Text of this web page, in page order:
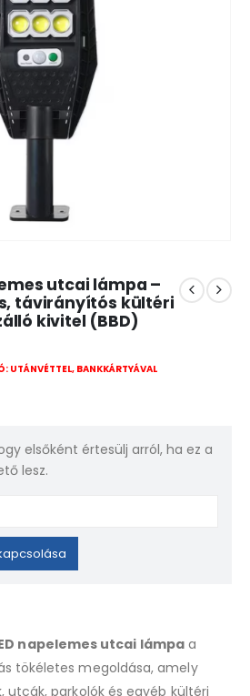
utcai lámpa –
távirányítós kültéri
kivitel (BBD)
UTÁNVÉTTEL, BANKKÁRTYÁVAL
elsőként értesülj arról, ha ez a
lesz.
napelemes utcai lámpaa
tökéletes megoldása, amely
utcák, parkolók és egyéb kültéri